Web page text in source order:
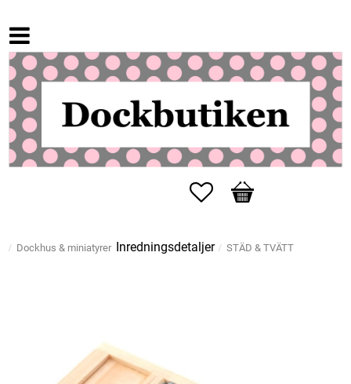
Favoriter
Kundvagn
Dockhus & miniatyrer Inredningsdetaljer STÄD & TVÄTT